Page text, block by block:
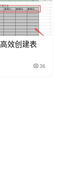
效创建表
36